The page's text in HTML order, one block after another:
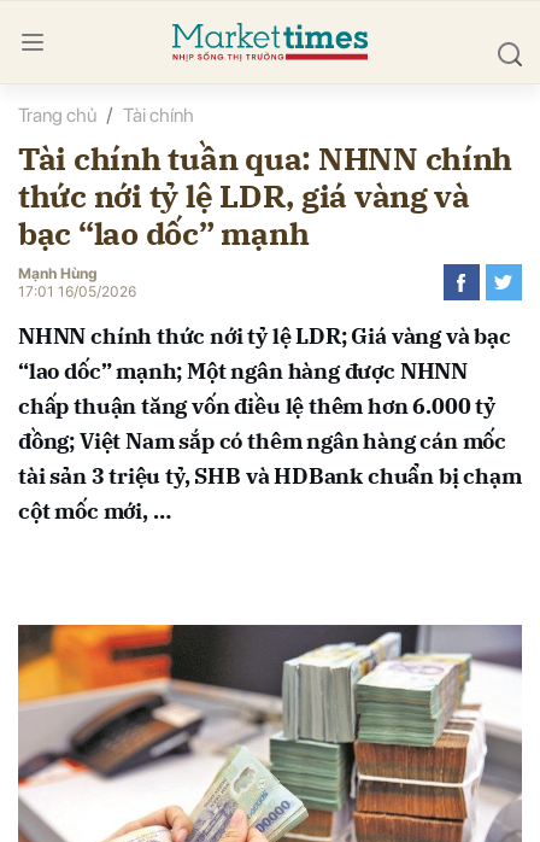
Trang chủ Tài chính
Tài chính tuần qua: NHNN chính
thức nới tỷ lệ LDR, giá vàng và
bạc “lao dốc” mạnh
Mạnh Hùng
17:01 16/05/2026
NHNN chính thức nới tỷ lệ LDR; Giá vàng và bạc
“lao dốc” mạnh; Một ngân hàng được NHNN
chấp thuận tăng vốn điều lệ thêm hơn 6.000 tỷ
đồng; Việt Nam sắp có thêm ngân hàng cán mốc
tài sản 3 triệu tỷ, SHB và HDBank chuẩn bị chạm
cột mốc mới, …
luận